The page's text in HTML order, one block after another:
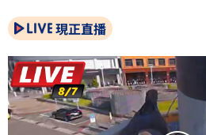
現正直播